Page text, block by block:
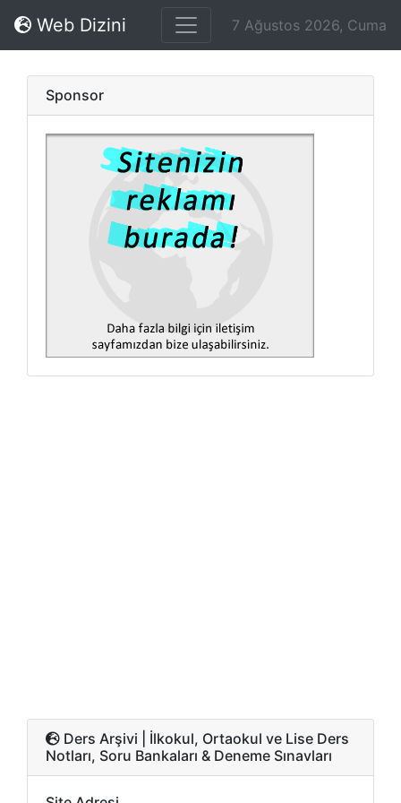
Web Dizini 7 Ağustos 2026, Cuma
Sponsor
Ders Arşivi | İlkokul, Ortaokul ve Lise Ders
Notları, Soru Bankaları & Deneme Sınavları